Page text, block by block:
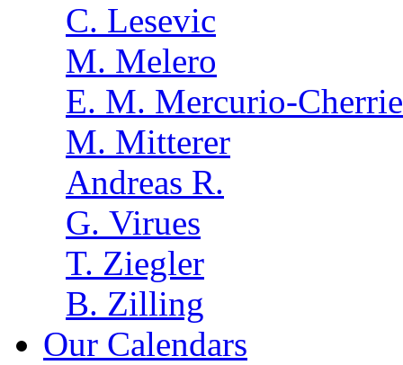
C. Lesevic
M. Melero
E. M. Mercurio-
M. Mitterer
Andreas R.
G. Virues
T. Ziegler
B. Zilling
Our Calendars